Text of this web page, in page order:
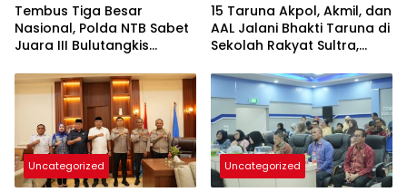
Tembus Tiga Besar
Nasional, Polda NTB Sabet
Juara III Bulutangkis
15 Taruna Akpol, Akmil, dan
AAL Jalani Bhakti Taruna di
Sekolah Rakyat Sultra,
Nasionalisme
Uncategorized Uncategorized